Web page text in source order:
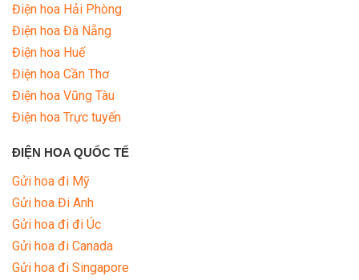
Điện hoa Hải Phòng
Điện hoa Đà Nẵng
Điện hoa Huế
Điện hoa Cần Thơ
Điện hoa Vũng Tàu
Điện hoa Trực tuyến
ĐIỆN HOA QUỐC TẾ
Gửi hoa đi Mỹ
Gửi hoa Đi Anh
Gửi hoa đi đi Úc
Gửi hoa đi Canada
Gửi hoa đi Singapore